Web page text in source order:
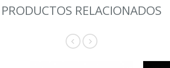
PRODUCTOS RELACIONADOS